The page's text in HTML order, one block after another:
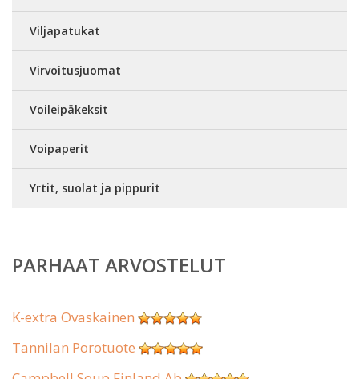
Viljapatukat
Virvoitusjuomat
Voileipäkeksit
Voipaperit
Yrtit, suolat ja pippurit
PARHAAT ARVOSTELUT
K-extra Ovaskainen
Tannilan Porotuote